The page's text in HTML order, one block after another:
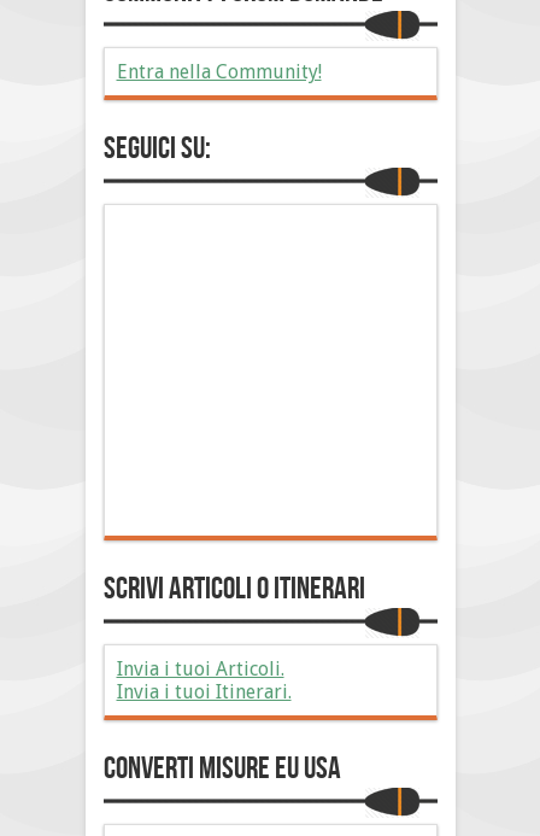
Entra nella Community!
Seguici su:
Scrivi Articoli o Itinerari
Invia i tuoi Articoli.
Invia i tuoi Itinerari.
Converti Misure EU USA